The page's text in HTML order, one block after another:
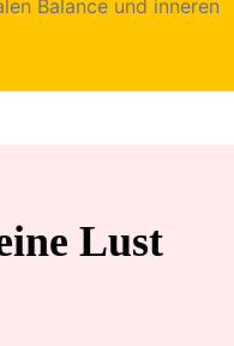
Balance und inneren
Lust